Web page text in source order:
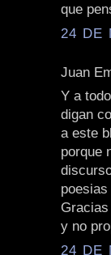
que
24 DE
Juan
Y a
digan
a este
porque
y no
24 DE